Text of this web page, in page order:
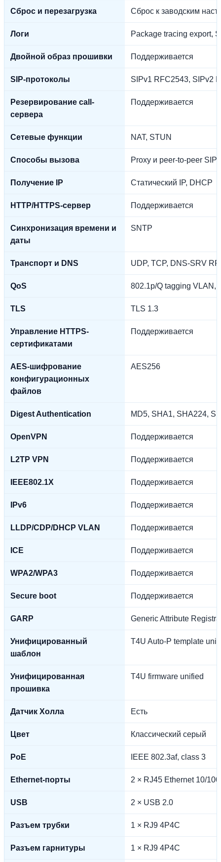
Сброс и перезагрузка Сброс к заводским
Логи Package tracing export,
Двойной образ прошивки Поддерживается
SIP-протоколы SIPv1 RFC2543, SIPv2
Резервирование call-
сервера
Поддерживается
Сетевые функции NAT, STUN
Способы вызова Proxy и peer-to-peer SIP
Получение IP Статический IP, DHCP
HTTP/HTTPS-сервер Поддерживается
Синхронизация времени и
даты
SNTP
Транспорт и DNS UDP, TCP, DNS-SRV
QoS 802.1p/Q tagging VLAN,
TLS TLS 1.3
Управление HTTPS-
сертификатами
Поддерживается
AES-шифрование
конфигурационных
файлов
AES256
Digest Authentication MD5, SHA1, SHA224,
OpenVPN Поддерживается
L2TP VPN Поддерживается
IEEE802.1X Поддерживается
IPv6 Поддерживается
LLDP/CDP/DHCP VLAN Поддерживается
ICE Поддерживается
WPA2/WPA3 Поддерживается
Secure boot Поддерживается
GARP Generic Attribute
Унифицированный
шаблон
T4U Auto-P template
Унифицированная
прошивка
T4U firmware unified
Датчик Холла Есть
Цвет Классический серый
PoE IEEE 802.3af, class 3
Ethernet-порты 2 × RJ45 Ethernet 10/
USB 2 × USB 2.0
Разъем трубки 1 × RJ9 4P4C
Разъем гарнитуры 1 × RJ9 4P4C